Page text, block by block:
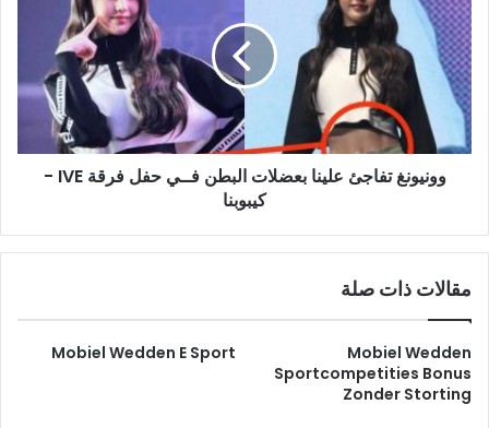
علينا
بعضلات
البطن
فــي
حفل
فرقة
IVE
وونيونغ تفاجئ علينا بعضلات البطن فــي حفل فرقة IVE -
كيبوبنا
مقالات ذات صلة
Mobiel Wedden
Sportcompetities Bonus
Zonder Storting
Mobiel Wedden E Sport